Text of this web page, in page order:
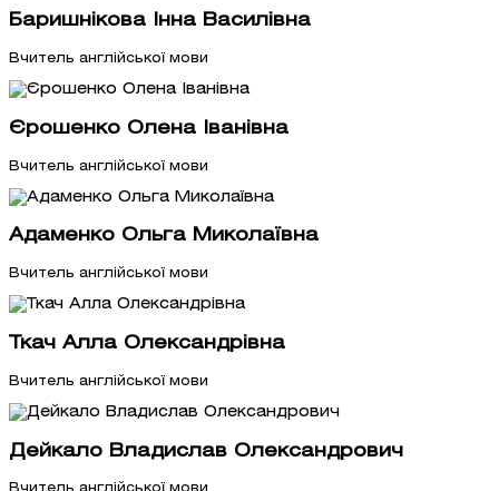
Баришнікова Інна Василівна
Вчитель англійської мови
Єрошенко Олена Іванівна
Вчитель англійської мови
Адаменко Ольга Миколаївна
Вчитель англійської мови
Ткач Алла Олександрівна
Вчитель англійської мови
Дейкало Владислав Олександрович